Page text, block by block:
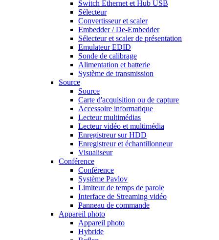
Switch Ethernet et Hub USB
Sélecteur
Convertisseur et scaler
Embedder / De-Embedder
Sélecteur et scaler de présentation
Emulateur EDID
Sonde de calibrage
Alimentation et batterie
Système de transmission
Source
Source
Carte d'acquisition ou de capture
Accessoire informatique
Lecteur multimédias
Lecteur vidéo et multimédia
Enregistreur sur HDD
Enregistreur et échantillonneur
Visualiseur
Conférence
Conférence
Système Pavlov
Limiteur de temps de parole
Interface de Streaming vidéo
Panneau de commande
Appareil photo
Appareil photo
Hybride